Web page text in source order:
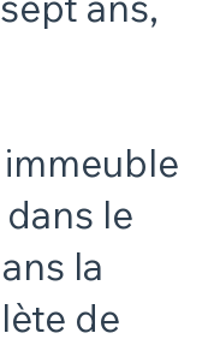
le
la
de